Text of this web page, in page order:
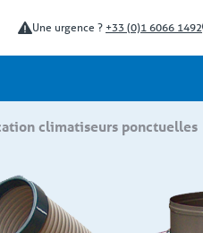
Une urgence ? +33 (0)1 6066 1492
climatiseurs ponctuelles